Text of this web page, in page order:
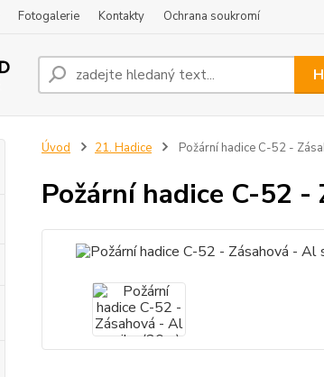
Fotogalerie Kontakty Ochrana soukromí
Úvod 21. Hadice Požární hadice C-52 -
Požární hadice C-52